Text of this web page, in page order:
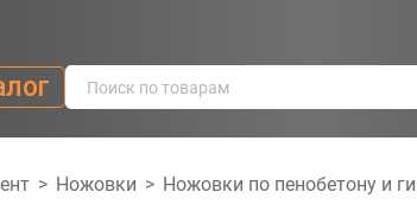
> Ножовки > Ножовки по пенобетону и